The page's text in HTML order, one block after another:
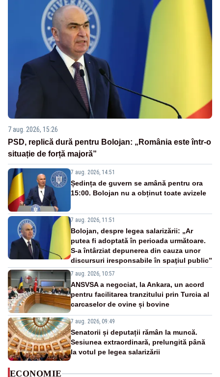
7 aug. 2026, 15:26
PSD, replică dură pentru Bolojan: „România este într-o
situație de forță majoră”
7 aug. 2026, 14:51
Ședința de guvern se amână pentru ora
15:00. Bolojan nu a obținut toate avizele
7 aug. 2026, 11:51
Bolojan, despre legea salarizării: „Ar
putea fi adoptată în perioada următoare.
S-a întârziat depunerea din cauza unor
discursuri iresponsabile în spaţiul public”
7 aug. 2026, 10:57
ANSVSA a negociat, la Ankara, un acord
pentru facilitarea tranzitului prin Turcia al
carcaselor de ovine și bovine
7 aug. 2026, 09:49
Senatorii și deputații rămân la muncă.
Sesiunea extraordinară, prelungită până
la votul pe legea salarizării
ECONOMIE